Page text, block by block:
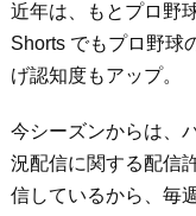
近年は、もとプロ野
Shorts でもプロ野球
げ認知度もアップ。
今シーズンからは、
況配信に関する配信
信しているから、毎